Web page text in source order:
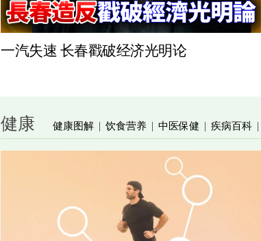
一汽失速 长春戳破经济光明论
健康 健康图解 | 饮食营养 | 中医保健 | 疾病百科 |